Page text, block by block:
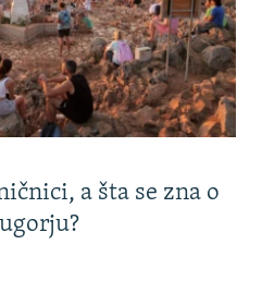
a šta se zna o